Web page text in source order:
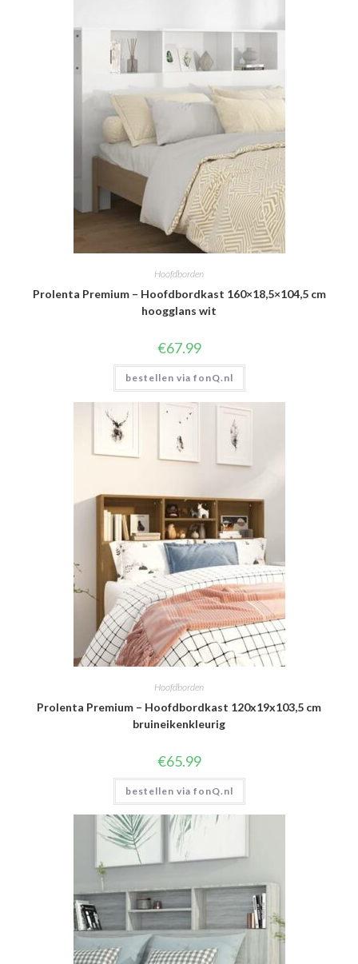
Hoofdborden
Prolenta Premium – Hoofdbordkast 160×18,5×104,5 cm
hoogglans wit
€67.99
bestellen via fonQ.nl
Hoofdborden
Prolenta Premium – Hoofdbordkast 120x19x103,5 cm
bruineikenkleurig
€65.99
bestellen via fonQ.nl